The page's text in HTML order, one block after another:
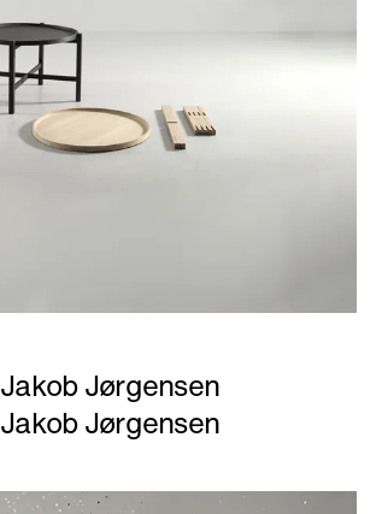
Jakob Jørgensen
Jakob Jørgensen